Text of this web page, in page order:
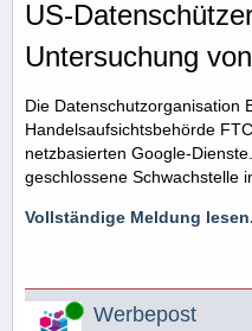
US-
Untersuchung
Die Datenschutzorganisation
Handelsaufsichtsbehörde
netzbasierten Google-
geschlossene Schwachstelle
Vollständige Meldung
Online Werbepost